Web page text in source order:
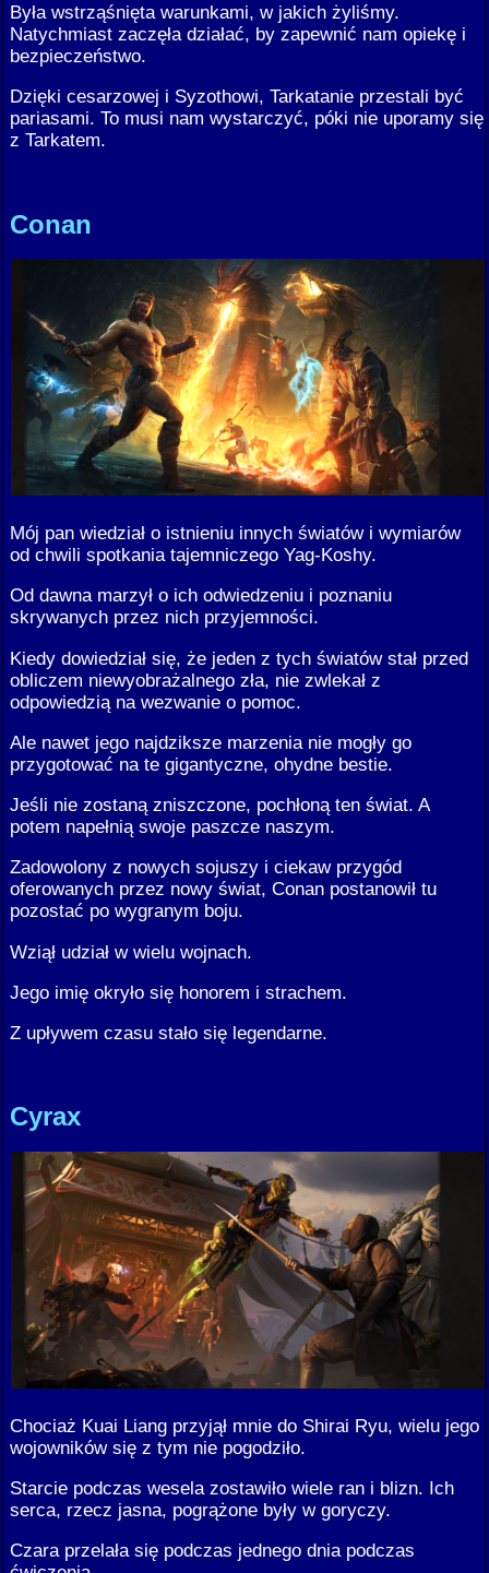
Była wstrząśnięta warunkami, w jakich żyliśmy.
Natychmiast zaczęła działać, by zapewnić nam opiekę i
bezpieczeństwo.
Dzięki cesarzowej i Syzothowi, Tarkatanie przestali być
pariasami. To musi nam wystarczyć, póki nie uporamy się
z Tarkatem.
Conan
Mój pan wiedział o istnieniu innych światów i wymiarów
od chwili spotkania tajemniczego Yag-Koshy.
Od dawna marzył o ich odwiedzeniu i poznaniu
skrywanych przez nich przyjemności.
Kiedy dowiedział się, że jeden z tych światów stał przed
obliczem niewyobrażalnego zła, nie zwlekał z
odpowiedzią na wezwanie o pomoc.
Ale nawet jego najdziksze marzenia nie mogły go
przygotować na te gigantyczne, ohydne bestie.
Jeśli nie zostaną zniszczone, pochłoną ten świat. A
potem napełnią swoje paszcze naszym.
Zadowolony z nowych sojuszy i ciekaw przygód
oferowanych przez nowy świat, Conan postanowił tu
pozostać po wygranym boju.
Wziął udział w wielu wojnach.
Jego imię okryło się honorem i strachem.
Z upływem czasu stało się legendarne.
Cyrax
Chociaż Kuai Liang przyjął mnie do Shirai Ryu, wielu jego
wojowników się z tym nie pogodziło.
Starcie podczas wesela zostawiło wiele ran i blizn. Ich
serca, rzecz jasna, pogrążone były w goryczy.
Czara przelała się podczas jednego dnia podczas